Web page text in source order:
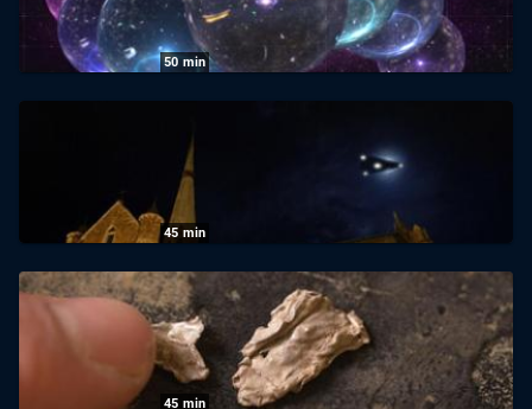
01.08.2026| n-tv
50 min
Mysteriöse Erscheinungen - UFOs auf der
45 min
UFOs Declassified: Staffel 1, Folge 1: Die
schwarzen Dreiecke
23.07.2026 ZDF
45 min